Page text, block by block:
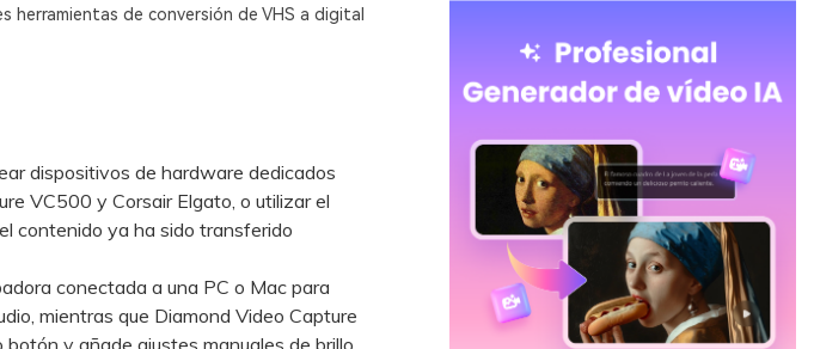
herramientas de conversión de VHS a digital
dispositivos de hardware dedicados
VC500 y Corsair Elgato, o utilizar el
contenido ya ha sido transferido
conectada a una PC o Mac para
mientras que Diamond Video Capture
y añade ajustes manuales de brillo